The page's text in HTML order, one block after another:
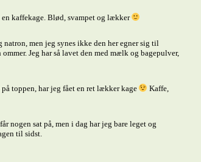
kaffekage. Blød, svampet og lækker
men jeg synes ikke den her egner sig til
Jeg har så lavet den med mælk og bagepulver,
toppen, har jeg fået en ret lækker kage
Kaffe,
nogen sat på, men i dag har jeg bare leget og
til sidst.